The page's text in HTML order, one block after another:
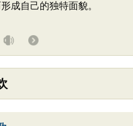
成自己的独特面貌。